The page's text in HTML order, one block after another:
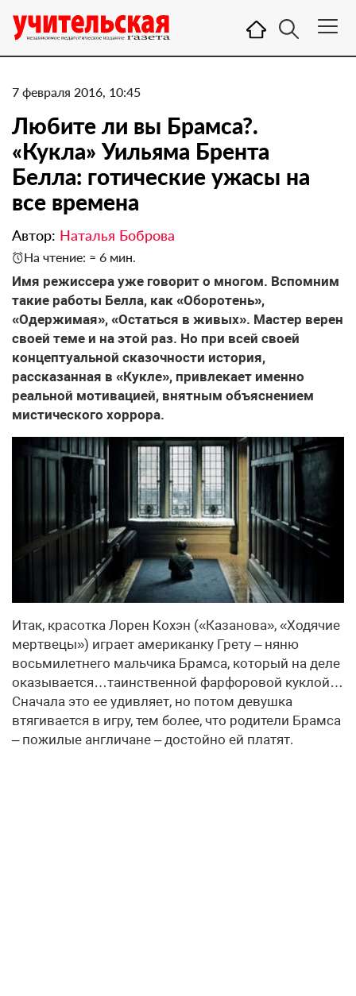
7 февраля 2016, 10:45
Любите ли вы Брамса?.
«Кукла» Уильяма Брента
Белла: готические ужасы на
все времена
Автор: Наталья Боброва
На чтение: ≈ 6 мин.
Имя режиссера уже говорит о многом. Вспомним
такие работы Белла, как «Оборотень»,
«Одержимая», «Остаться в живых». Мастер верен
своей теме и на этой раз. Но при всей своей
концептуальной сказочности история,
рассказанная в «Кукле», привлекает именно
реальной мотивацией, внятным объяснением
мистического хоррора.
Итак, красотка Лорен Кохэн («Казанова», «Ходячие
мертвецы») играет американку Грету – няню
восьмилетнего мальчика Брамса, который на деле
оказывается…таинственной фарфоровой куклой…
Сначала это ее удивляет, но потом девушка
втягивается в игру, тем более, что родители Брамса
– пожилые англичане – достойно ей платят.